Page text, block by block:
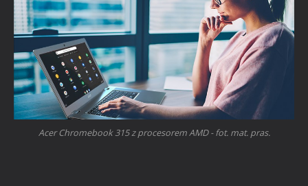
Acer Chromebook 315 z procesorem AMD - fot. mat. pras.